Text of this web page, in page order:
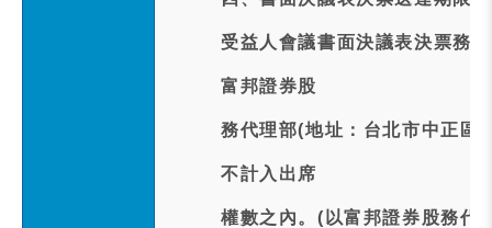
受益人會議書面決議表決票務
富邦證券股
務代理部(地址：台北市中正區
不計入出席
權數之內。(以富邦證券股務代